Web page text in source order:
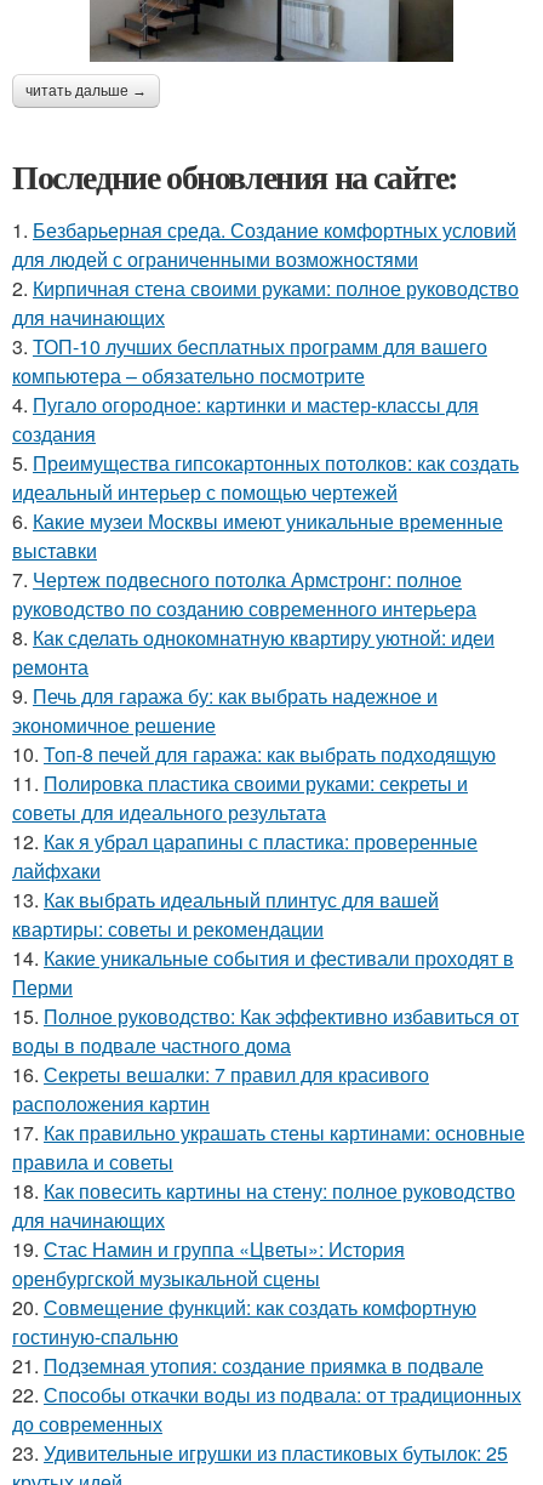
читать дальше →
Последние обновления на сайте:
1. Безбарьерная среда. Создание комфортных условий
для людей с ограниченными возможностями
2. Кирпичная стена своими руками: полное руководство
для начинающих
3. ТОП-10 лучших бесплатных программ для вашего
компьютера – обязательно посмотрите
4. Пугало огородное: картинки и мастер-классы для
создания
5. Преимущества гипсокартонных потолков: как создать
идеальный интерьер с помощью чертежей
6. Какие музеи Москвы имеют уникальные временные
выставки
7. Чертеж подвесного потолка Армстронг: полное
руководство по созданию современного интерьера
8. Как сделать однокомнатную квартиру уютной: идеи
ремонта
9. Печь для гаража бу: как выбрать надежное и
экономичное решение
10. Топ-8 печей для гаража: как выбрать подходящую
11. Полировка пластика своими руками: секреты и
советы для идеального результата
12. Как я убрал царапины с пластика: проверенные
лайфхаки
13. Как выбрать идеальный плинтус для вашей
квартиры: советы и рекомендации
14. Какие уникальные события и фестивали проходят в
Перми
15. Полное руководство: Как эффективно избавиться от
воды в подвале частного дома
16. Секреты вешалки: 7 правил для красивого
расположения картин
17. Как правильно украшать стены картинами: основные
правила и советы
18. Как повесить картины на стену: полное руководство
для начинающих
19. Стас Намин и группа «Цветы»: История
оренбургской музыкальной сцены
20. Совмещение функций: как создать комфортную
гостиную-спальню
21. Подземная утопия: создание приямка в подвале
22. Способы откачки воды из подвала: от традиционных
до современных
23. Удивительные игрушки из пластиковых бутылок: 25